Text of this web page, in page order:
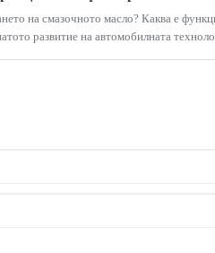
на смазочното масло? Каква е
развитие на автомобилната